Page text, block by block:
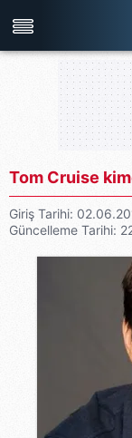
Türkiye'nin en iyi
Tom Cruise
Giriş Tarihi:
Güncelleme Tarihi: